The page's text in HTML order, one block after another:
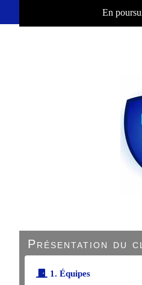
En
Présentation du
1. Équipes